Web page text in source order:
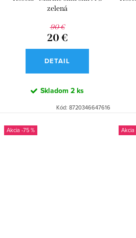
zelená
90 €
20 €
DETAIL
Skladom 2 ks
Kód: 8720346647616
-75 %